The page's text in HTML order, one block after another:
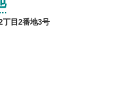
目2番地3号